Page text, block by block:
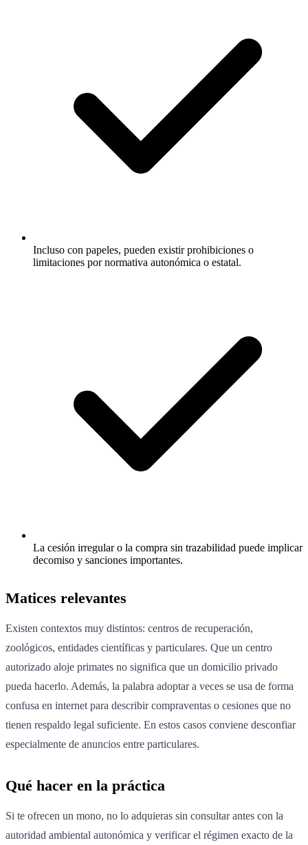
Incluso con papeles, pueden existir prohibiciones o
limitaciones por normativa autonómica o estatal.
La cesión irregular o la compra sin trazabilidad puede implicar
decomiso y sanciones importantes.
Matices relevantes
Existen contextos muy distintos: centros de recuperación,
zoológicos, entidades científicas y particulares. Que un centro
autorizado aloje primates no significa que un domicilio privado
pueda hacerlo. Además, la palabra adoptar a veces se usa de forma
confusa en internet para describir compraventas o cesiones que no
tienen respaldo legal suficiente. En estos casos conviene desconfiar
especialmente de anuncios entre particulares.
Qué hacer en la práctica
Si te ofrecen un mono, no lo adquieras sin consultar antes con la
autoridad ambiental autonómica y verificar el régimen exacto de la